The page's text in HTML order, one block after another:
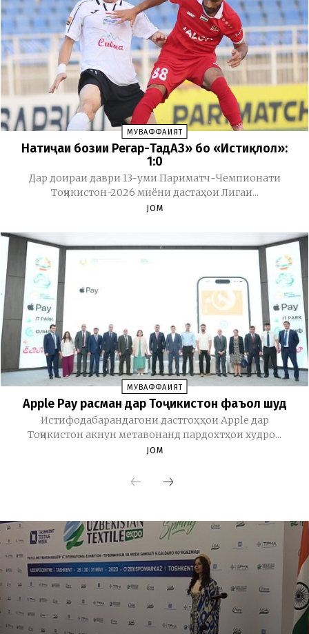
МУВАФФАҚИЯТ
Натиҷаи бозии Регар-ТадАЗ» бо «Истиқлол»:
1:0
Дар доираи даври 13-уми Париматч-Чемпионати
Тоҷикистон-2026 миёни дастаҳои Лигаи...
JOM
МУВАФФАҚИЯТ
Apple Pay расман дар Тоҷикистон фаъол шуд
Истифодабарандагони дастгоҳҳои Apple дар
Тоҷикистон акнун метавонанд пардохтҳои худро...
JOM